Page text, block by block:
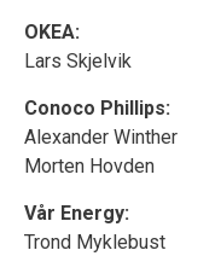
OKEA:
Lars Skjelvik
Conoco Phillips:
Alexander Winther
Morten Hovden
Vår Energy:
Trond Myklebust